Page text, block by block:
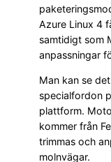
Azure Linux 4
samtidigt som
anpassningar
Man kan se
specialfordon
plattform.
kommer från
trimmas och
molnvägar.